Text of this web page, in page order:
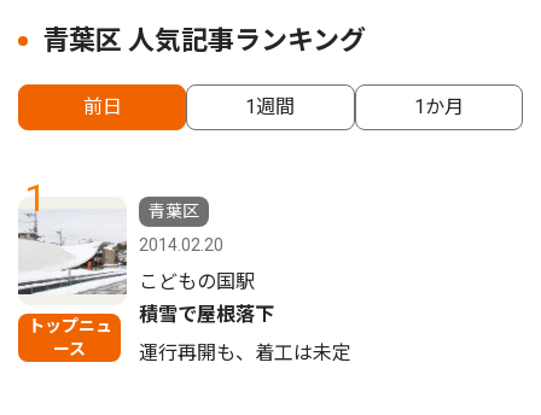
青葉区 人気記事ランキング
前日 1週間 1か月
1
トップニュ
ース
青葉区
2014.02.20
こどもの国駅
積雪で屋根落下
運行再開も、着工は未定